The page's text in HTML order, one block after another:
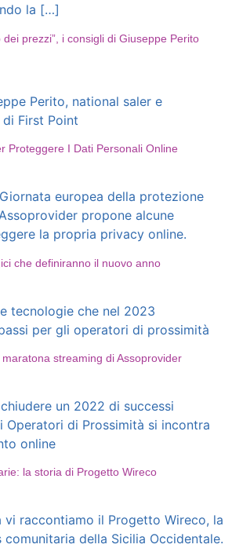
la […]
prezzi”, i consigli di Giuseppe Perito
Perito, national saler e
First Point
Proteggere I Dati Personali Online
europea della protezione
propone alcune
la propria privacy online.
che definiranno il nuovo anno
tecnologie che nel 2023
per gli operatori di prossimità
streaming di Assoprovider
un 2022 di successi
Operatori di Prossimità si incontra
online
la storia di Progetto Wireco
vi raccontiamo il Progetto Wireco, la
della Sicilia Occidentale.